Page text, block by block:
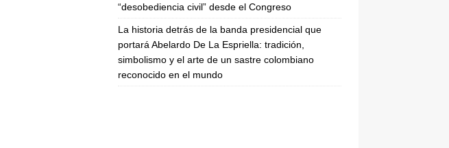
“desobediencia civil” desde el Congreso
La historia detrás de la banda presidencial que
portará Abelardo De La Espriella: tradición,
simbolismo y el arte de un sastre colombiano
reconocido en el mundo